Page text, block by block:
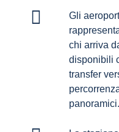
Gli
chi arriva
disponibili
transfer
panoramici.